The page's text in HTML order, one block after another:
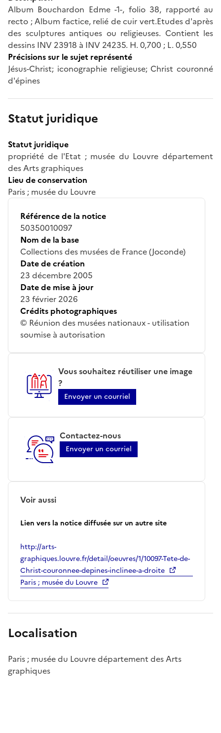
Album Bouchardon Edme -1-, folio 38, rapporté au
recto ; Album factice, relié de cuir vert.Etudes d'après
des sculptures antiques ou religieuses. Contient les
dessins INV 23918 à INV 24235. H. 0,700 ; L. 0,550
Précisions sur le sujet représenté
Jésus-Christ; iconographie religieuse; Christ couronné
d'épines
Statut juridique
Statut juridique
propriété de l'Etat ; musée du Louvre département
des Arts graphiques
Lieu de conservation
Paris ; musée du Louvre
Référence de la notice
50350010097
Nom de la base
Collections des musées de France (Joconde)
Date de création
23 décembre 2005
Date de mise à jour
23 février 2026
Crédits photographiques
© Réunion des musées nationaux - utilisation
soumise à autorisation
Vous souhaitez réutiliser une image
?
Envoyer un courriel
Contactez-nous
Envoyer un courriel
Voir aussi
Lien vers la notice diffusée sur un autre site
http://arts-
graphiques.louvre.fr/detail/oeuvres/1/10097-Tete-de-
Christ-couronnee-depines-inclinee-a-droite
Paris ; musée du Louvre
Localisation
Paris ; musée du Louvre département des Arts
graphiques